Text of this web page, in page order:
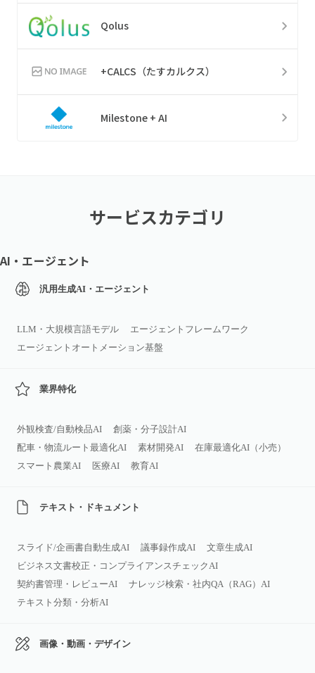
Qolus
+CALCS（たすカルクス）
Milestone + AI
サービスカテゴリ
AI・エージェント
汎用生成AI・エージェント
LLM・大規模言語モデル
エージェントフレームワーク
エージェントオートメーション基盤
業界特化
外観検査/自動検品AI
創薬・分子設計AI
配車・物流ルート最適化AI
素材開発AI
在庫最適化AI（小売）
スマート農業AI
医療AI 教育AI
テキスト・ドキュメント
スライド/企画書自動生成AI 議事録作成AI
文章生成AI
ビジネス文書校正・コンプライアンスチェックAI
契約書管理・レビューAI
ナレッジ検索・社内QA（RAG）AI
テキスト分類・分析AI
画像・動画・デザイン